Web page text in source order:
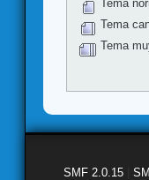
Tema
Tema
Tema
SMF 2.0.15